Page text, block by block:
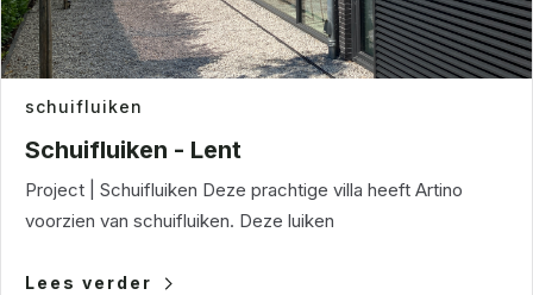
schuifluiken
Schuifluiken - Lent
Project | Schuifluiken Deze prachtige villa heeft Artino
voorzien van schuifluiken. Deze luiken
Lees verder